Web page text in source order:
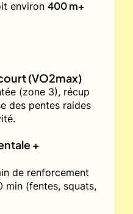
environ 400 m+
(VO2max)
(zone 3), récup
des pentes raides
+
de renforcement
min (fentes, squats,